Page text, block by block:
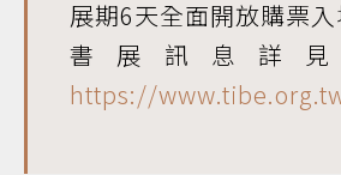
展期6天全面開放購票
書展訊息詳見
https://